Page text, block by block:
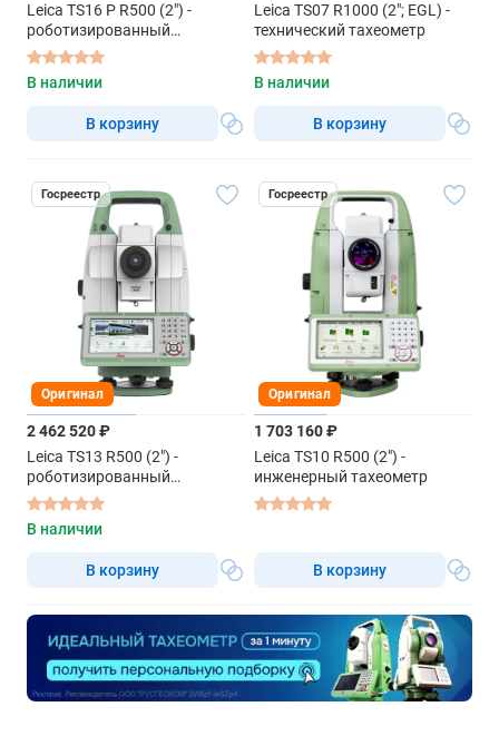
Leica TS16 P R500 (2") -
роботизированный
тахеометр
В наличии
В корзину
Leica TS07 R1000 (2"; EGL) -
технический тахеометр
В наличии
В корзину
Госреестр
Оригинал
2 462 520 ₽
Leica TS13 R500 (2") -
роботизированный
тахеометр
В наличии
В корзину
Госреестр
Оригинал
1 703 160 ₽
Leica TS10 R500 (2") -
инженерный тахеометр
В корзину